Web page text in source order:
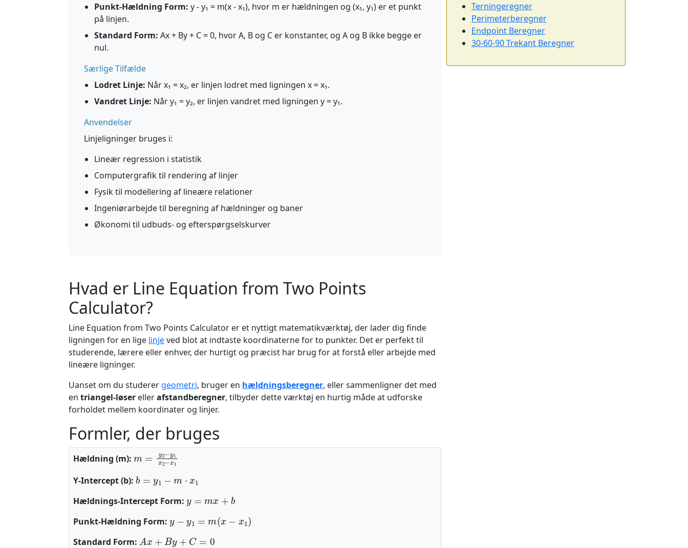
Punkt-Hældning Form: y - y₁ = m(x - x₁), hvor m er hældningen og (x₁, y₁) er et punkt
på linjen.
Standard Form: Ax + By + C = 0, hvor A, B og C er konstanter, og A og B ikke begge er
nul.
Særlige Tilfælde
Lodret Linje: Når x₁ = x₂, er linjen lodret med ligningen x = x₁.
Vandret Linje: Når y₁ = y₂, er linjen vandret med ligningen y = y₁.
Anvendelser
Linjeligninger bruges i:
Lineær regression i statistik
Computergrafik til rendering af linjer
Fysik til modellering af lineære relationer
Ingeniørarbejde til beregning af hældninger og baner
Økonomi til udbuds- og efterspørgselskurver
Hvad er Line Equation from Two Points
Calculator?
Line Equation from Two Points Calculator er et nyttigt matematikværktøj, der lader dig finde
ligningen for en lige linjeved blot at indtaste koordinaterne for to punkter. Det er perfekt til
studerende, lærere eller enhver, der hurtigt og præcist har brug for at forstå eller arbejde med
lineære ligninger.
Uanset om du studerer geometri, bruger en hældningsberegner, eller sammenligner det med
en triangel-løser ellerafstandberegner, tilbyder dette værktøj en hurtig måde at udforske
forholdet mellem koordinater og linjer.
Formler, der bruges
Hældning (m):
m=y2−y1x2−x1
Y-Intercept (b):
b
Hældnings-Intercept Form:
Punkt-Hældning Form:
−
Standard Form:
A y+
Terningeregner
Perimeterberegner
Endpoint Beregner
30-60-90 Trekant Beregner